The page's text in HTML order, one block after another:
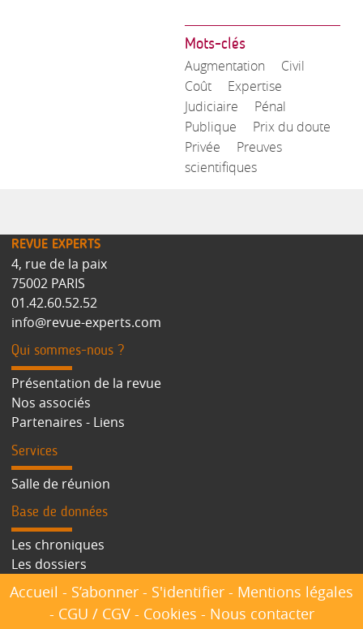
Mots-clés
Augmentation
Civil
Coût
Expertise
Judiciaire
Pénal
Publique
Prix du doute
Privée
Preuves
scientifiques
REVUE EXPERTS
4, rue de la paix
75002 PARIS
01.42.60.52.52
info@revue-experts.com
Qui sommes-nous ?
Présentation de la revue
Nos associés
Partenaires - Liens
Services
Salle de réunion
Base de données
Les chroniques
Les dossiers
Accueil - S’abonner - S'identifier - Mentions légales
- CGU / CGV- Cookies - Nous contacter